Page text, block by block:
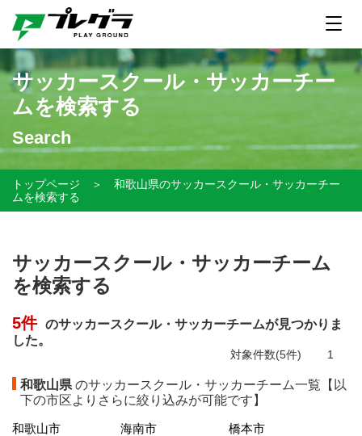
サッカースクール・サッカーチー
ムを検索する
Search
トップページ ＞
和歌山県のサッカースクール・サッカーチー
ムを検索する
サッカースクール・サッカーチーム
を検索する
5件 のサッカースクール・サッカーチームが見つかりま
した。
対象件数(5件) 1
和歌山県 のサッカースクール・サッカーチーム一覧【以
下の市区よりさらに絞り込みが可能です】
和歌山市 海南市
橋本市